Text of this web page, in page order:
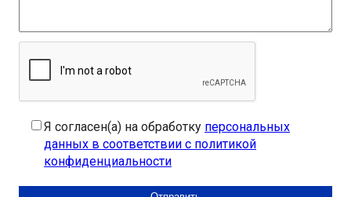
Я согласен(а) на обработку персональных
данных в соответствии с политикой
конфиденциальности